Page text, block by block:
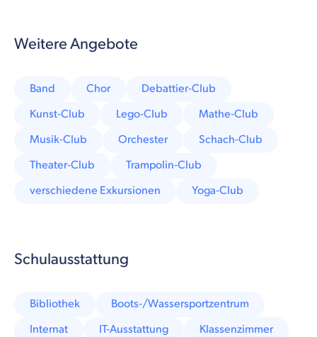
Weitere Angebote
Band Chor
Debattier-Club
Kunst-Club
Lego-Club
Mathe-Club
Musik-Club
Orchester
Schach-Club
Theater-Club
Trampolin-Club
verschiedene Exkursionen
Yoga-Club
Schulausstattung
Bibliothek
Boots-/Wassersportzentrum
Internat
IT-Ausstattung
Klassenzimmer